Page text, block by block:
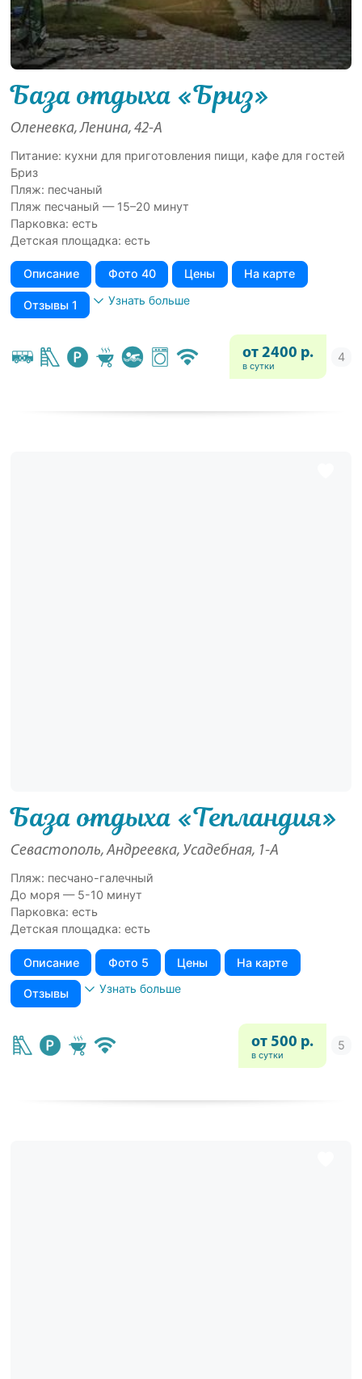
База отдыха «Бриз»
Оленевка, Ленина, 42-А
Питание: кухни для приготовления пищи, кафе для гостей
Бриз
Пляж: песчаный
Пляж песчаный — 15–20 минут
Парковка: есть
Детская площадка: есть
Описание Фото 40 Цены На карте
Отзывы 1 Узнать больше
от 2400 р.
в сутки
База отдыха «Тепландия»
Севастополь, Андреевка, Усадебная, 1-А
Пляж: песчано-галечный
До моря — 5-10 минут
Парковка: есть
Детская площадка: есть
Описание Фото 5 Цены На карте
Отзывы Узнать больше
от 500 р.
в сутки